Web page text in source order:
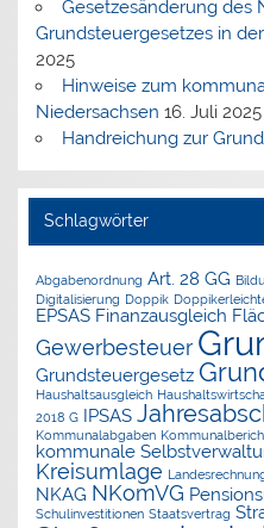
Gesetzesänderung des
Grundsteuergesetzes in
2025
Hinweise zum
Niedersachsen 16. Juli 2025
Handreichung zur
Schlagwörter
Abgabenordnung Art. 28 GG
Digitalisierung Doppik
EPSAS Finanzausgleich
Gewerbesteuer
Grundsteuergesetz
Haushaltsausgleich
2018 G
IPSAS
Kommunalabgaben
kommunale
Kreisumlage
NKAG NKomVG
Schulinvestitionen Staatsvertrag